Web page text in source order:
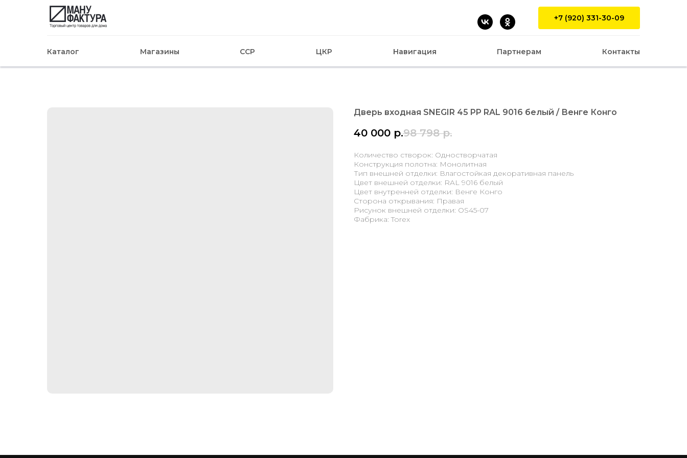
+7 (920) 331-30-09
Каталог Магазины CCP ЦКР Навигация Партнерам Контакты
Дверь входная SNEGIR 45 PP RAL 9016 белый / Венге Конго
40 000 р.98 798 р.
Количество створок: Одностворчатая
Конструкция полотна: Монолитная
Тип внешней отделки: Влагостойкая декоративная панель
Цвет внешней отделки: RAL 9016 белый
Цвет внутренней отделки: Венге Конго
Сторона открывания: Правая
Рисунок внешней отделки: OS45-07
Фабрика: Torex